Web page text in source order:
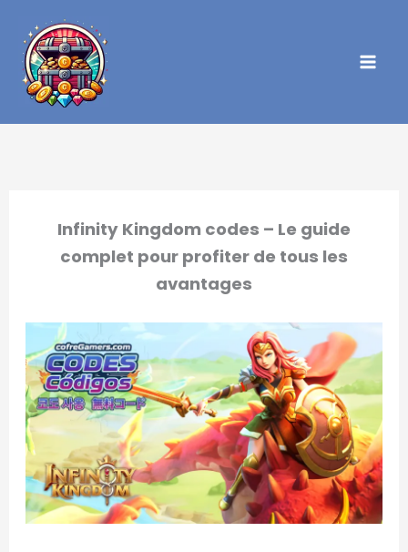
contenu
Infinity Kingdom codes – Le guide
complet pour profiter de tous les
avantages